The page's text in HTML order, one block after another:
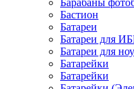
Бастион
Батареи
Батареи для
Батареи для
Батарейки
Батарейки